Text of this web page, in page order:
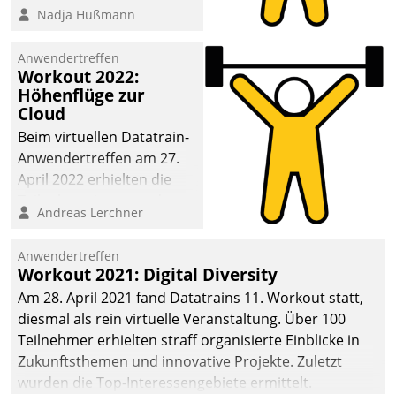
Kunden- und Partnerkreis
statt. Zentrale Frage: Wie
Mammutprojekte
meistern und Workloads
wuppen – bei zunehmend
anspruchsvollen
Aufgaben und
abnehmendem
Nadja Hußmann
Anwendertreffen
Workout 2022:
Höhenflüge zur
Cloud
Beim virtuellen Datatrain-
Anwendertreffen am 27.
April 2022 erhielten die
Teilnehmer kurzweilige
Cloud-Strategien und -
Lösungen mit hohem
Zukunftspotenzial.
Andreas Lerchner
Anwendertreffen
Workout 2021: Digital Diversity
Am 28. April 2021 fand Datatrains 11. Workout statt,
diesmal als rein virtuelle Veranstaltung. Über 100
Teilnehmer erhielten straff organisierte Einblicke in
Zukunftsthemen und innovative Projekte. Zuletzt
wurden die Top-Interessengebiete ermittelt.